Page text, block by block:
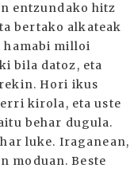
entzundako hitz
bertako alkateak
hamabi milloi
bila datoz, eta
Hori ikus
kirola, eta uste
behar dugula.
luke. Iraganean,
moduan. Beste